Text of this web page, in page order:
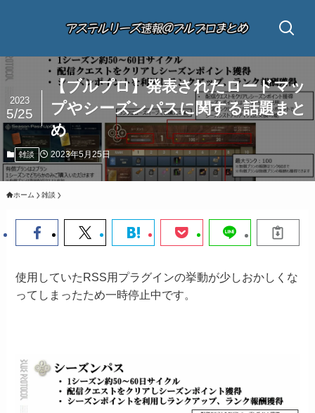
【ブルプロ】発表されたロードマッ
プやシーズンパスに関する話題まと
め
2023
5/25
雑談 2023年5月25日
ホーム 雑談
使用していたRSS用プラグインの挙動が少しおかしくな
ってしまったため一時停止中です。